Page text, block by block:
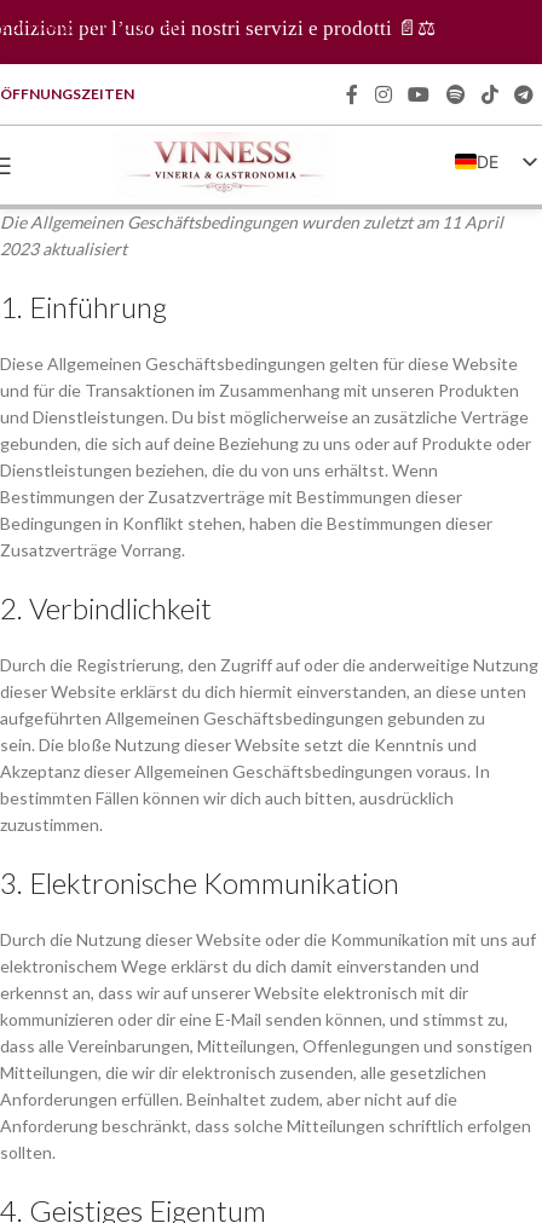
l’uso dei nostri servizi e prodotti 📄⚖️
Zur Navigation springen
ÖFFNUNGSZEITEN
DE
IT
Die Allgemeinen Geschäftsbedingungen wurden zuletzt am 11 April
2023 aktualisiert
1. Einführung
Diese Allgemeinen Geschäftsbedingungen gelten für diese Website
und für die Transaktionen im Zusammenhang mit unseren Produkten
und Dienstleistungen. Du bist möglicherweise an zusätzliche Verträge
gebunden, die sich auf deine Beziehung zu uns oder auf Produkte oder
Dienstleistungen beziehen, die du von uns erhältst. Wenn
Bestimmungen der Zusatzverträge mit Bestimmungen dieser
Bedingungen in Konflikt stehen, haben die Bestimmungen dieser
Zusatzverträge Vorrang.
2. Verbindlichkeit
Durch die Registrierung, den Zugriff auf oder die anderweitige Nutzung
dieser Website erklärst du dich hiermit einverstanden, an diese unten
aufgeführten Allgemeinen Geschäftsbedingungen gebunden zu
sein. Die bloße Nutzung dieser Website setzt die Kenntnis und
Akzeptanz dieser Allgemeinen Geschäftsbedingungen voraus. In
bestimmten Fällen können wir dich auch bitten, ausdrücklich
zuzustimmen.
3. Elektronische Kommunikation
Durch die Nutzung dieser Website oder die Kommunikation mit uns auf
elektronischem Wege erklärst du dich damit einverstanden und
erkennst an, dass wir auf unserer Website elektronisch mit dir
kommunizieren oder dir eine E-Mail senden können, und stimmst zu,
dass alle Vereinbarungen, Mitteilungen, Offenlegungen und sonstigen
Mitteilungen, die wir dir elektronisch zusenden, alle gesetzlichen
Anforderungen erfüllen. Beinhaltet zudem, aber nicht auf die
Anforderung beschränkt, dass solche Mitteilungen schriftlich erfolgen
sollten.
4. Geistiges Eigentum